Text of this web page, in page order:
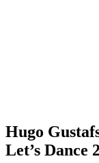
Hugo
Let’s Dance